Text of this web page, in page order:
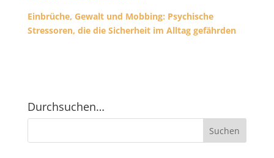
Einbrüche, Gewalt und Mobbing: Psychische
Stressoren, die die Sicherheit im Alltag gefährden
Durchsuchen…